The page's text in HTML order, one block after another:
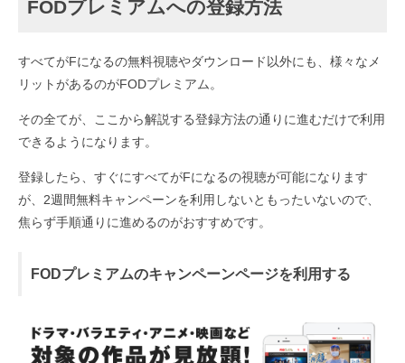
FODプレミアムへの登録方法
すべてがFになるの無料視聴やダウンロード以外にも、様々なメ
リットがあるのがFODプレミアム。
その全てが、ここから解説する登録方法の通りに進むだけで利用
できるようになります。
登録したら、すぐにすべてがFになるの視聴が可能になります
が、2週間無料キャンペーンを利用しないともったいないので、
焦らず手順通りに進めるのがおすすめです。
FODプレミアムのキャンペーンページを利用する